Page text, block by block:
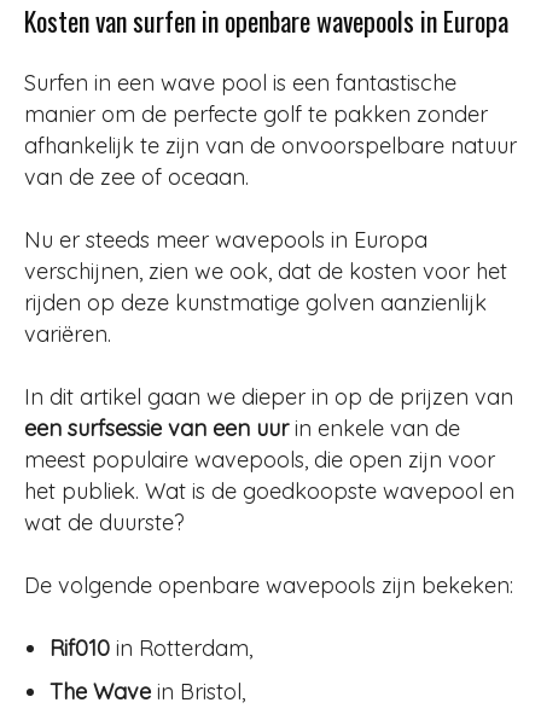
Kosten van surfen in openbare wavepools in Europa
Surfen in een wave pool is een fantastische
manier om de perfecte golf te pakken zonder
afhankelijk te zijn van de onvoorspelbare natuur
van de zee of oceaan.
Nu er steeds meer wavepools in Europa
verschijnen, zien we ook, dat de kosten voor het
rijden op deze kunstmatige golven aanzienlijk
variëren.
In dit artikel gaan we dieper in op de prijzen van
een surfsessie van een uurin enkele van de
meest populaire wavepools, die open zijn voor
het publiek. Wat is de goedkoopste wavepool en
wat de duurste?
De volgende openbare wavepools zijn bekeken:
Rif010 in Rotterdam,
The Wave in Bristol,